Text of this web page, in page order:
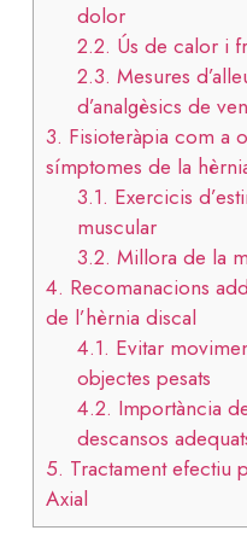
dolor
2.2. Ús de calor i
2.3. Mesures
d’analgèsics de
3. Fisioteràpia com a
símptomes de la
3.1. Exercicis
muscular
3.2. Millora de la
4. Recomanacions
de l’hèrnia discal
4.1. Evitar
objectes pesats
4.2. Importància
descansos
5. Tractament efectiu
Axial